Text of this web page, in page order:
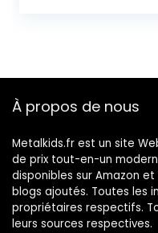
À propos de nous
Metalkids.fr est un site
de prix tout-en-un
disponibles sur Amazon
blogs ajoutés. Toutes les
propriétaires respectifs.
leurs sources respectives.